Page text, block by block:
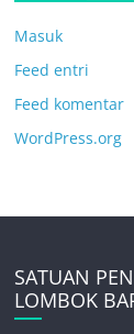
Masuk
Feed entri
Feed komentar
WordPress.org
SATUAN
LOMBOK